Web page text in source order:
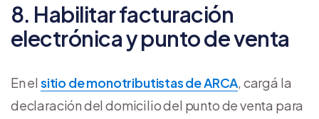
8. Habilitar facturación
electrónica y punto de venta
En el sitio de monotributistas de ARCA, cargá la
declaración del domicilio del punto de venta para